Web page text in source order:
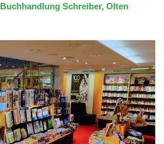
Buchhandlung Schreiber, Olten